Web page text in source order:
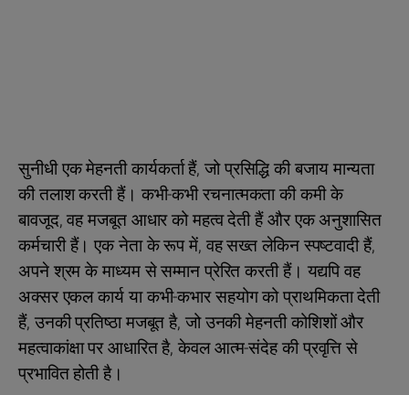
सुनीधी एक मेहनती कार्यकर्ता हैं, जो प्रसिद्धि की बजाय मान्यता
की तलाश करती हैं। कभी-कभी रचनात्मकता की कमी के
बावजूद, वह मजबूत आधार को महत्व देती हैं और एक अनुशासित
कर्मचारी हैं। एक नेता के रूप में, वह सख्त लेकिन स्पष्टवादी हैं,
अपने श्रम के माध्यम से सम्मान प्रेरित करती हैं। यद्यपि वह
अक्सर एकल कार्य या कभी-कभार सहयोग को प्राथमिकता देती
हैं, उनकी प्रतिष्ठा मजबूत है, जो उनकी मेहनती कोशिशों और
महत्वाकांक्षा पर आधारित है, केवल आत्म-संदेह की प्रवृत्ति से
प्रभावित होती है।